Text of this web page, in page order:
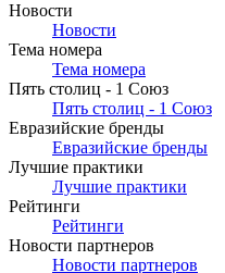
Новости
Новости
Тема номера
Тема номера
Пять столиц - 1 Союз
Пять столиц - 1 Союз
Евразийские бренды
Евразийские бренды
Лучшие практики
Лучшие практики
Рейтинги
Рейтинги
Новости партнеров
Новости партнеров